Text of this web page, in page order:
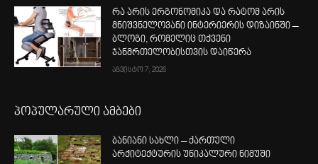
რა არის ერგონომიკა და რატომ არის
მნიშვნელოვანი ინტერიერის დიზაინში –
ბლოგი, რომელიც თქვენი
ჯანმრთელობისთვის დაიწერა
აგვისტო 7, 2026
პოპულარული ამბები
ბანიანი სახლი – ქართული
არქიტექტურის უნიკალური ნიმუში